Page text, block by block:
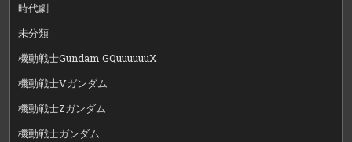
時代劇
未分類
機動戦士Gundam GQuuuuuuX
機動戦士Vガンダム
機動戦士Zガンダム
機動戦士ガンダム